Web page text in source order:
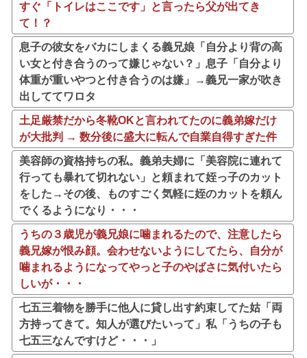
すぐ「トイレはここです」と言ったら父が出てき
て！？
息子の彼女をバカにしまくる義兄娘「自分より背の高
い女と付き合うのって嫌じゃない？」息子「自分より
体重が重いやつと付き合うのは嫌」→義兄一家が吹き
出しててワロタ
土足厳禁だから冬靴OKと言われてたのに義弟嫁だけ
が大批判 → 数分後に盛大に転んで自業自得すぎた件
美容師の資格持ちの私。義弟夫婦に「美容院に連れて
行っても暴れて切れない」と頼まれて姪っ子のカット
をした→その後、ものすごく気軽に姪のカットを頼ん
でくるようになり・・・
うちの３歳児が義兄娘に噛まれるたので、注意したら
義兄嫁が恨み顔。会わせないようにしてたら、自分が
噛まれるようになってやっと子のやばさに気付いたら
しいが・・・
七五三着物を勝手に他人に貸し出す約束してた姑「両
方持ってきて。知人が選びたいって」私「うちの子も
七五三なんですけど・・・」